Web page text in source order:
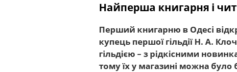
Найперша книгарня і
Перший книгарню в Одесі
купець першої гільдії Н. А.
гільдією – з рідкісними
тому їх у магазині можна було